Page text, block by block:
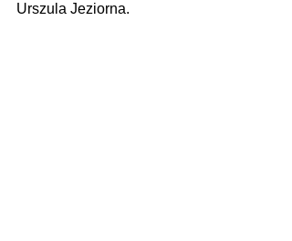
Urszula Jeziorna.